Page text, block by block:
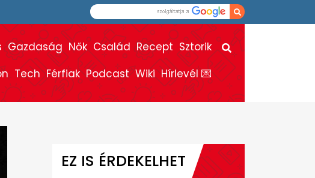
Gazdaság Nők Család Recept Sztorik
Tech Férfiak Podcast Wiki Hírlevél 💌
EZ IS ÉRDEKELHET